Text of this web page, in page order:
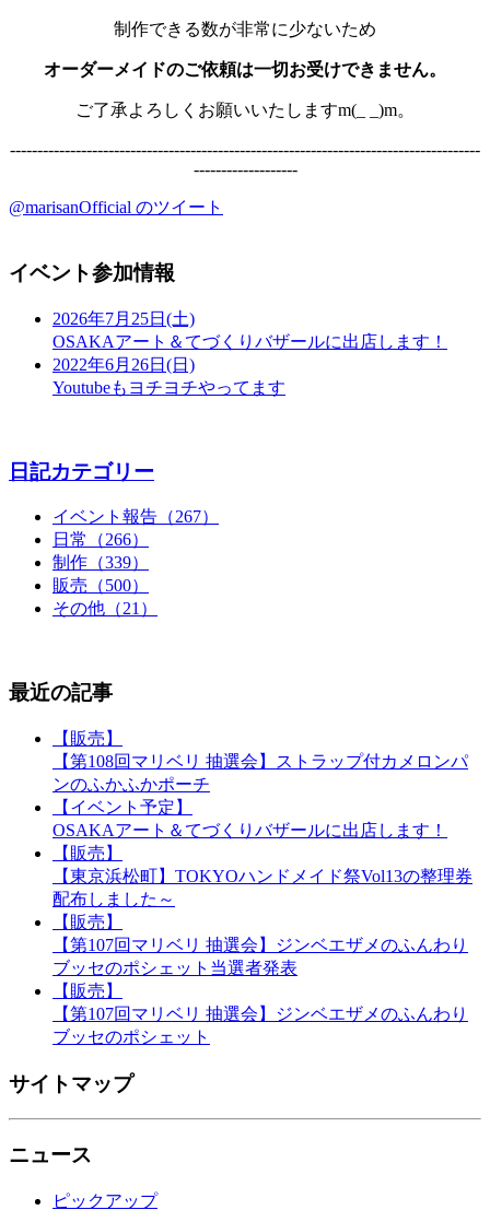
制作できる数が非常に少ないため
オーダーメイドのご依頼は一切お受けできません。
ご了承よろしくお願いいたしますm(_ _)m。
--------------------------------------------------------------------------------------
-------------------
@marisanOfficial のツイート
イベント参加情報
2026年7月25日(土)
OSAKAアート＆てづくりバザールに出店します！
2022年6月26日(日)
Youtubeもヨチヨチやってます
日記カテゴリー
イベント報告（267）
日常（266）
制作（339）
販売（500）
その他（21）
最近の記事
【販売】
【第108回マリベリ 抽選会】ストラップ付カメロンパ
ンのふかふかポーチ
【イベント予定】
OSAKAアート＆てづくりバザールに出店します！
【販売】
【東京浜松町】TOKYOハンドメイド祭Vol13の整理券
配布しました～
【販売】
【第107回マリベリ 抽選会】ジンベエザメのふんわり
ブッセのポシェット当選者発表
【販売】
【第107回マリベリ 抽選会】ジンベエザメのふんわり
ブッセのポシェット
サイトマップ
ニュース
ピックアップ